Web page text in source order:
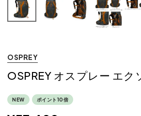
OSPREY
OSPREY オスプレー エク
NEW ポイント10倍